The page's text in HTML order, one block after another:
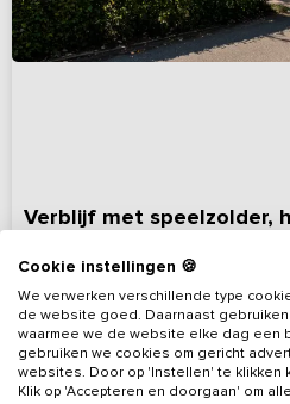
Verblijf met speelzolder,
Noord-Brabant, omgeving Maashorst
13 - 40 13 9
Cookie instellingen 🍪
We verwerken verschillende type
de website goed. Daarnaast
waarmee we de website elke dag een
gebruiken we cookies om gericht
websites. Door op 'Instellen' te klikken
Klik op 'Accepteren en doorgaan' om